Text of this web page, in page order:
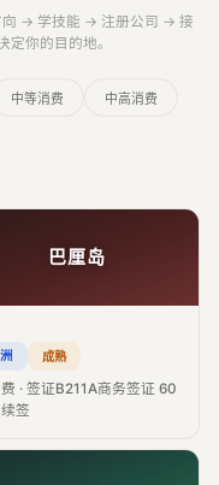
向 → 学技能 → 注册公司 → 接
你的目的地。
中等消费 中高消费
巴厘岛
成熟
· 签证B211A商务签证 60
签